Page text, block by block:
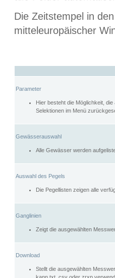
Die Zeitstempel in
mitteleuropäischer
Parameter
Hier besteht die Möglichkeit,
Selektionen im Menü
Gewässerauswahl
Alle Gewässer werden
Auswahl des Pegels
Die Pegellisten zeigen alle
Ganglinien
Zeigt die ausgewählten
Download
Stellt die ausgewählten